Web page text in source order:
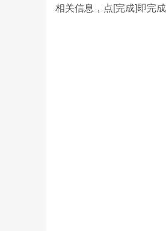
相关信息，点[完成]即完